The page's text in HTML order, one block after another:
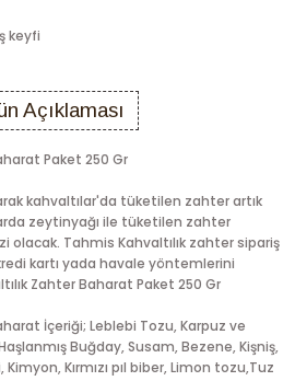
keyfi
Açıklaması
Paket 250 Gr
kahvaltılar'da tüketilen zahter artık
zeytinyağı ile tüketilen zahter
olacak. Tahmis Kahvaltılık zahter sipariş
kartı yada havale yöntemlerini
Zahter Baharat Paket 250 Gr
İçeriği; Leblebi Tozu, Karpuz ve
Buğday, Susam, Bezene, Kişniş,
Kimyon, Kırmızı pıl biber, Limon tozu,Tuz